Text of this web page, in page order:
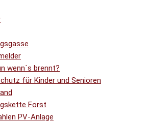
wenn´s brennt?
für Kinder und Senioren
Forst
PV-Anlage